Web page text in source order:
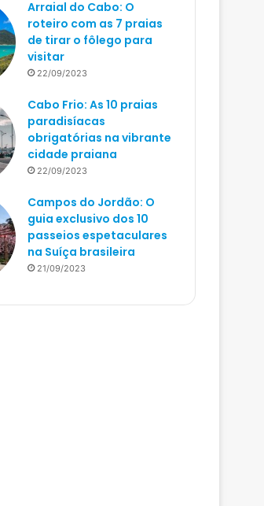
Arraial do Cabo: O
roteiro com as 7 praias
de tirar o fôlego para
visitar
22/09/2023
Cabo Frio: As 10 praias
paradisíacas
obrigatórias na vibrante
cidade praiana
22/09/2023
Campos do Jordão: O
guia exclusivo dos 10
passeios espetaculares
na Suíça brasileira
21/09/2023